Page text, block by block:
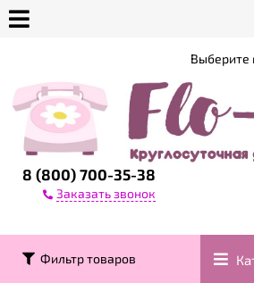
магазине
Доставка
Контакты
8 (800) 700-35-38
Заказать звонок
Выберите
Фильтр товаров